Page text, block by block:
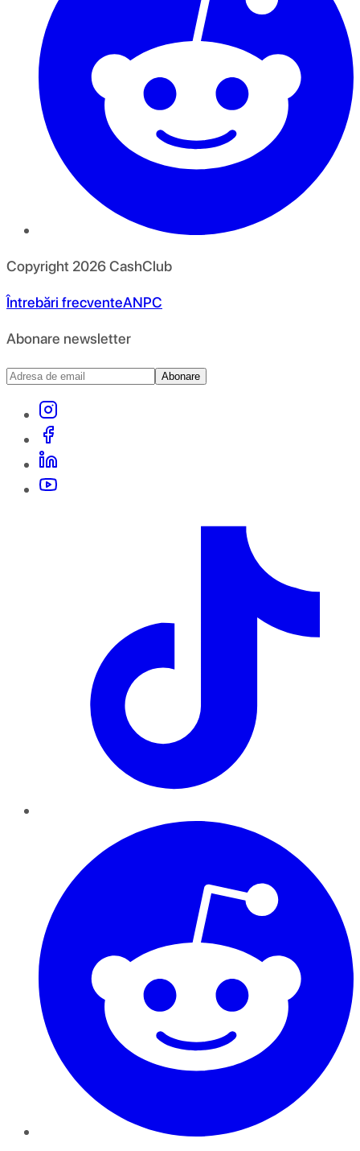
Copyright 2026CashClub
Întrebări frecventeANPC
Abonare newsletter
Abonare